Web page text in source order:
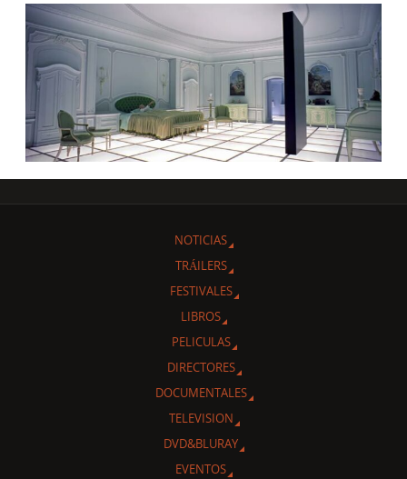
NOTICIAS
TRÁILERS
FESTIVALES
LIBROS
PELICULAS
DIRECTORES
DOCUMENTALES
TELEVISION
DVD&BLURAY
EVENTOS